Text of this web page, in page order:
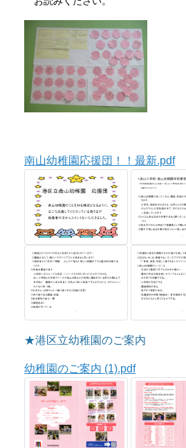
南山幼稚園応援団！！最新.pdf
★港区立幼稚園のご案内
幼稚園のご案内 (1).pdf